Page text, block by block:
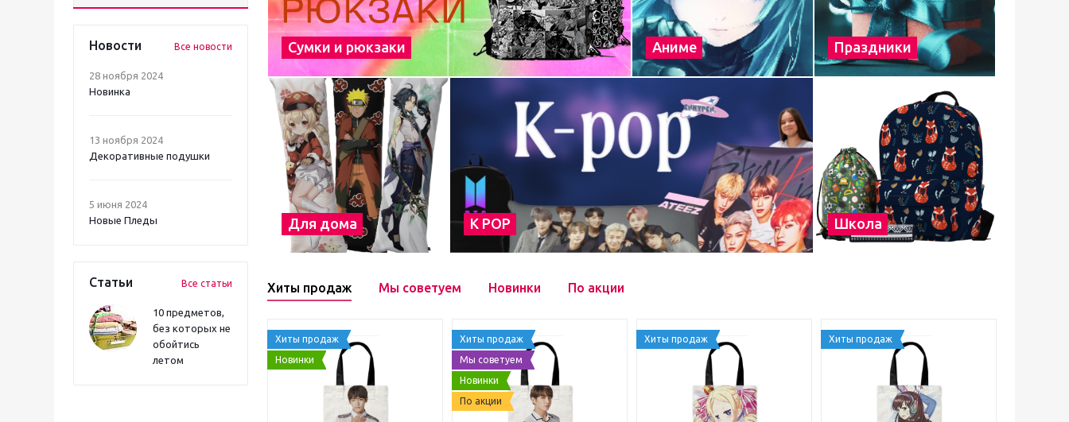
Новости Все новости
28 ноября 2024
Новинка
13 ноября 2024
Декоративные подушки
5 июня 2024
Новые Пледы
Статьи Все статьи
10 предметов,
без которых не
обойтись
летом
Сумки и рюкзаки Аниме Праздники
Для дома К POP Школа
Хиты продаж Мы советуем Новинки По акции
Хиты продаж
Новинки
Хиты продаж
Мы советуем
Новинки
По акции
Хиты продаж Хиты продаж